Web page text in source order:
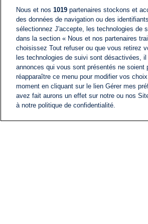
Nous et nos 1019 partenaires stockons et
des données de navigation ou des
sélectionnez J'accepte, les technologies de
dans la section « Nous et nos partenaires
choisissez Tout refuser ou que vous retirez
les technologies de suivi sont désactivées,
annonces qui vous sont présentés ne
réapparaître ce menu pour modifier vos
moment en cliquant sur le lien Gérer mes
avez fait aurons un effet sur notre ou nos
à notre politique de confidentialité.